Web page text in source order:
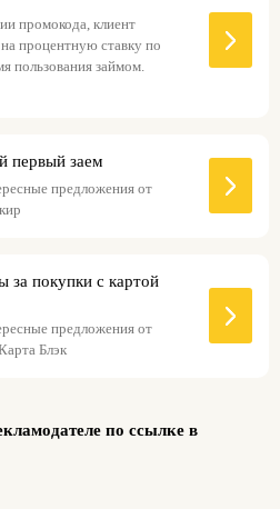
промокода, клиент
процентную ставку по
пользования займом.
не будет возвращен вовремя,
ставке 1% в день.
первый заем
предложения от
за покупки с картой
предложения от
Блэк
по ссылке в